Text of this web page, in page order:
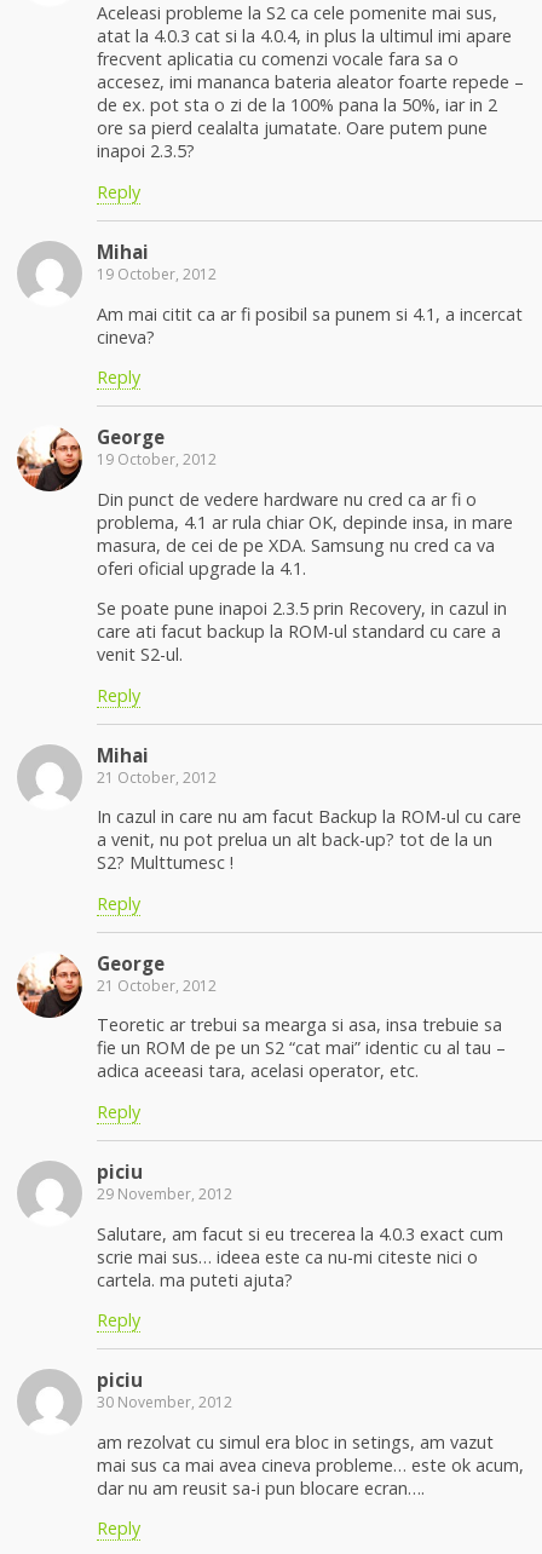
Aceleasi probleme la S2 ca cele pomenite mai sus,
atat la 4.0.3 cat si la 4.0.4, in plus la ultimul imi apare
frecvent aplicatia cu comenzi vocale fara sa o
accesez, imi mananca bateria aleator foarte repede –
de ex. pot sta o zi de la 100% pana la 50%, iar in 2
ore sa pierd cealalta jumatate. Oare putem pune
inapoi 2.3.5?
Reply
Mihai
19 October, 2012
Am mai citit ca ar fi posibil sa punem si 4.1, a incercat
cineva?
Reply
George
19 October, 2012
Din punct de vedere hardware nu cred ca ar fi o
problema, 4.1 ar rula chiar OK, depinde insa, in mare
masura, de cei de pe XDA. Samsung nu cred ca va
oferi oficial upgrade la 4.1.
Se poate pune inapoi 2.3.5 prin Recovery, in cazul in
care ati facut backup la ROM-ul standard cu care a
venit S2-ul.
Reply
Mihai
21 October, 2012
In cazul in care nu am facut Backup la ROM-ul cu care
a venit, nu pot prelua un alt back-up? tot de la un
S2? Multtumesc !
Reply
George
21 October, 2012
Teoretic ar trebui sa mearga si asa, insa trebuie sa
fie un ROM de pe un S2 “cat mai” identic cu al tau –
adica aceeasi tara, acelasi operator, etc.
Reply
piciu
29 November, 2012
Salutare, am facut si eu trecerea la 4.0.3 exact cum
scrie mai sus… ideea este ca nu-mi citeste nici o
cartela. ma puteti ajuta?
Reply
piciu
30 November, 2012
am rezolvat cu simul era bloc in setings, am vazut
mai sus ca mai avea cineva probleme… este ok acum,
dar nu am reusit sa-i pun blocare ecran….
Reply